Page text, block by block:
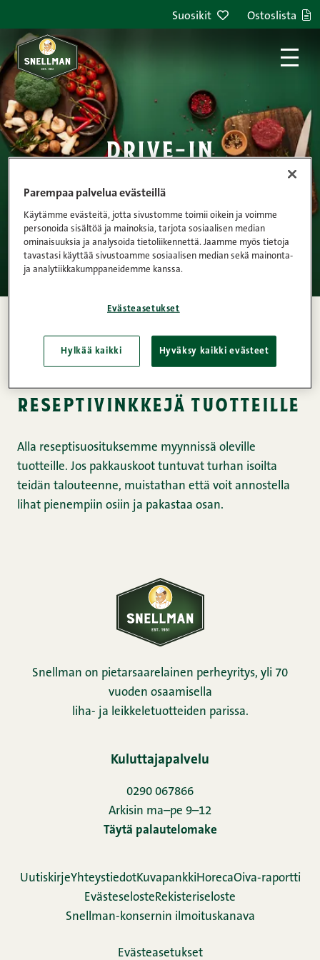
Suosikit Ostoslista
drive-in
Kiitämme kaikkia. Tuotteet on loppuunmyyty, joten
lauantain tapahtumaa ei järjestetä.
reseptivinkkejä tuotteille
Alla reseptisuosituksemme myynnissä oleville
tuotteille. Jos pakkauskoot tuntuvat turhan isoilta
teidän talouteenne, muistathan että voit annostella
lihat pienempiin osiin ja pakastaa osan.
Snellman on pietarsaarelainen perheyritys, yli 70
vuoden osaamisella
liha- ja leikkeletuotteiden parissa.
Kuluttajapalvelu
0290 067866
Arkisin ma–pe 9–12
Täytä palautelomake
UutiskirjeYhteystiedotKuvapankki HorecaOiva-raportti
Evästeseloste Rekisteriseloste
Snellman-konsernin ilmoituskanava
Evästeasetukset
Parempaa palvelua evästeillä
Käytämme evästeitä, jotta sivustomme toimii oikein ja voimme
personoida sisältöä ja mainoksia, tarjota sosiaalisen median
ominaisuuksia ja analysoida tietoliikennettä. Jaamme myös tietoja
tavastasi käyttää sivustoamme sosiaalisen median sekä mainonta-
ja analytiikkakumppaneidemme kanssa.
Evästeasetukset
Hylkää kaikki Hyväksy kaikki evästeet